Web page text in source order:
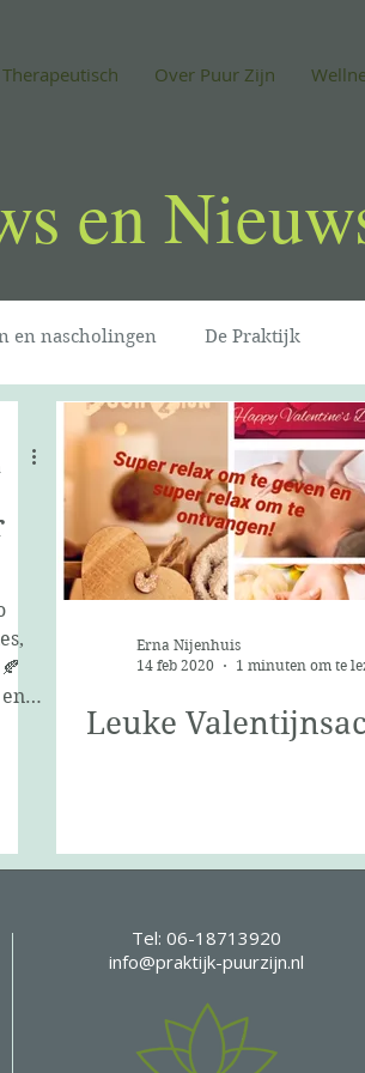
Therapeutisch Over Puur Zijn
en nascholingen De Praktijk
Erna Nijenhuis
14 feb 2020
1 minuten om te
Leuke
en
Tel: 06-18713920
info@praktijk-puurzijn.nl